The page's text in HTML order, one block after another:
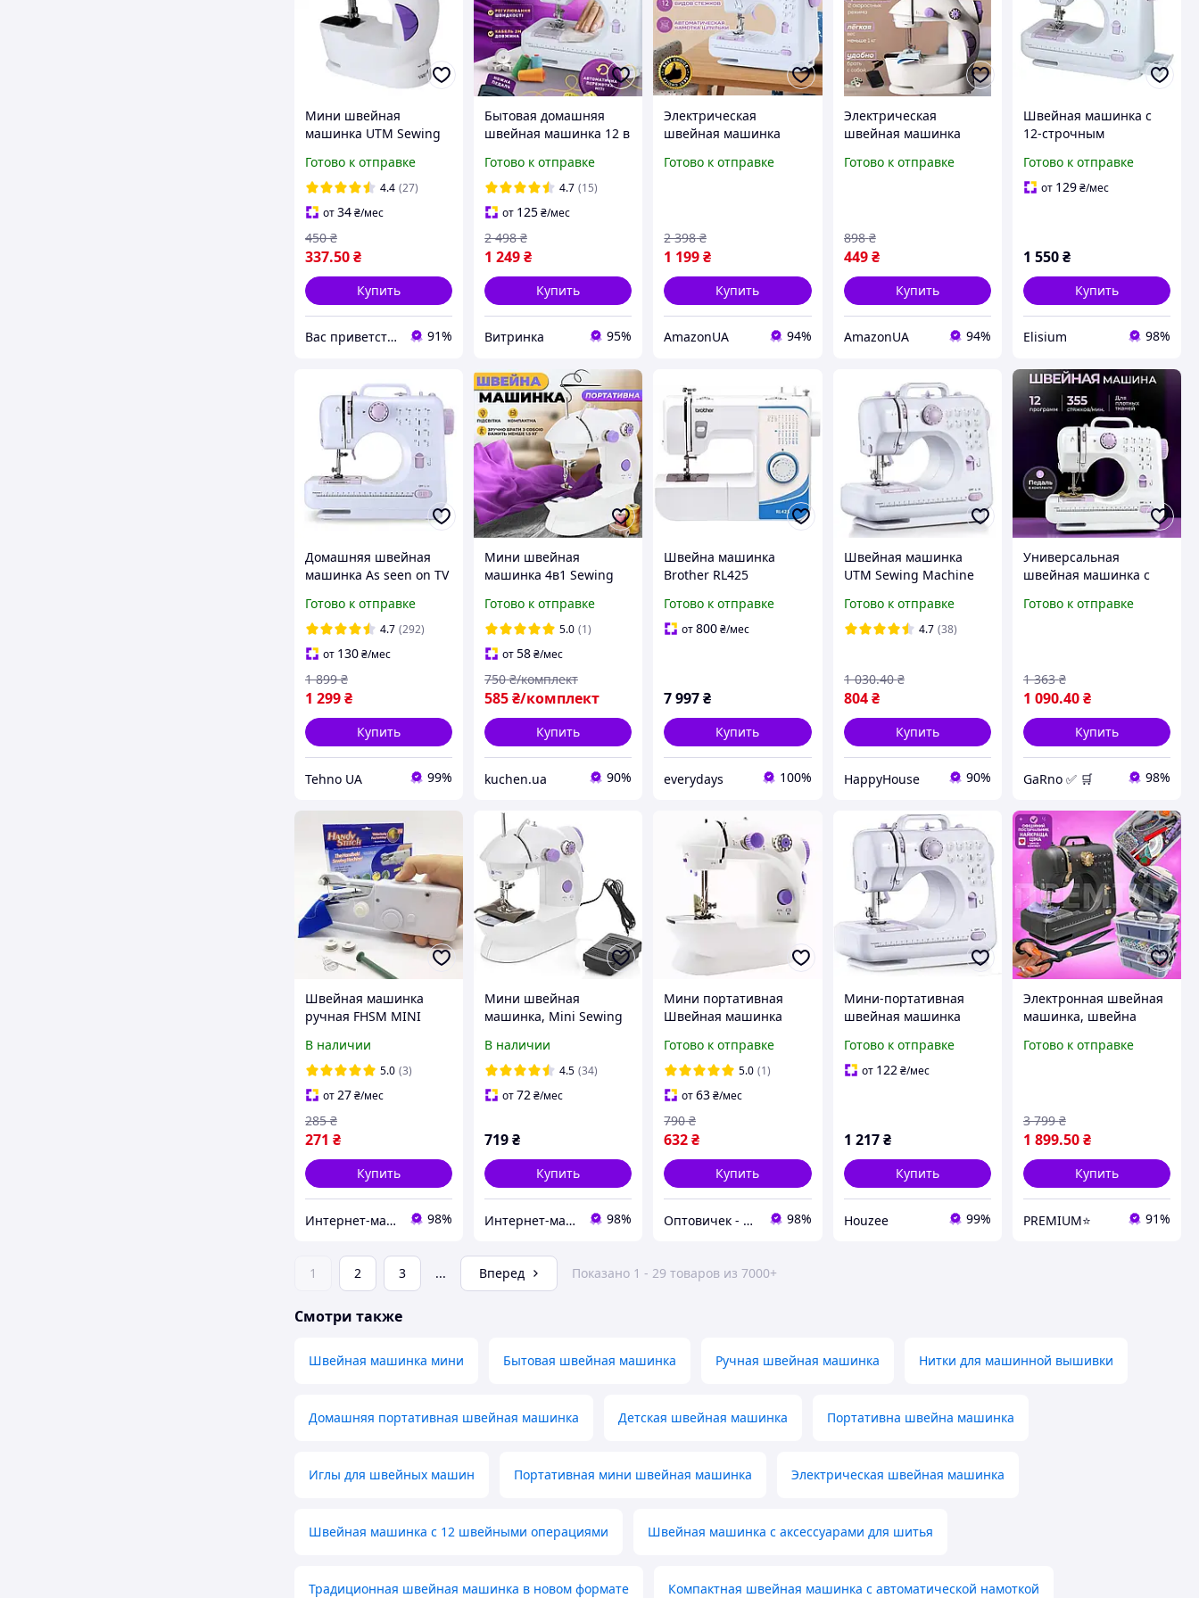
Мини швейная
машинка UTM Sewing
педалью iC227
Готово к отправке
4.4 (27)
от34₴/мес
337.50₴
450 ₴
Купить
Вас приветствует интернет-магазин SvetOn! 91%
Бытовая домашняя
швейная машинка 12 в
шитья дома с педалью
и подсветкой от сети и
батареек
Готово к отправке
4.7 (15)
от 125₴/мес
1 249₴
2 498 ₴
Купить
Витринка 95%
Электрическая
швейная машинка
бюджетная машина 12
Готово к отправке
1 199₴
2 398 ₴
Купить
AmazonUA 94%
Электрическая
швейная машинка
машина 4 в 1 с
Готово к отправке
449 ₴
898 ₴
Купить
AmazonUA 94%
Швейная машинка с
12-строчным
прижимной педалью +
катушки 2шт
Готово к отправке
от 129₴/мес
1 550₴
Купить
Elisium 98%
Домашняя швейная
машинка As seen on TV
FHSM 505 12в1
(2_009715) D5-2026
Готово к отправке
4.7 (292)
от 130₴/мес
1 299₴
1 899 ₴
Купить
Tehno UA 99%
Мини швейная
машинка 4в1 Sewing
швейная машина 2
скорости, работает от
сети или батарееК.
Готово к отправке
5.0 (1)
от58₴/мес
585₴/комплект
750 ₴/комплект
Купить
kuchen.ua 90%
Швейна машинка
Brother RL425
Готово к отправке
от800₴/мес
7 997₴
Купить
everydays 100%
Швейная машинка
UTM Sewing Machine
Готово к отправке
4.7 (38)
804 ₴
1 030.40 ₴
Купить
HappyHouse 90%
Универсальная
швейная машинка с
Машина для шитья 12
Готово к отправке
1 090.40₴
1 363 ₴
Купить
GaRno ✅ 🛒 98%
Швейная машинка
ручная FHSM MINI
CS-101B + БАТАРЕЙКИ!
В наличии
5.0 (3)
от27₴/мес
271 ₴
285 ₴
Купить
Интернет-магазин "МадивиС" 98%
Мини швейная
машинка, Mini Sewing
машинка для шитья /
Швейная мини
машинка
В наличии
4.5 (34)
от72₴/мес
719₴
Купить
Интернет-магазин "МадивиС" 98%
Мини портативная
Швейная машинка
Готово к отправке
5.0 (1)
от63₴/мес
632₴
790 ₴
Купить
Оптовичек - Одесса 98%
Мини-портативная
швейная машинка
для начинающих и
женщин с 12 стежками
Готово к отправке
от 122 ₴/мес
1 217 ₴
Купить
Houzee 99%
Электронная швейная
машинка, швейна
машинка з оверлоком,
Готово к отправке
1 899.50₴
3 799 ₴
Купить
PREMIUM⭐ 91%
1 2 3 ... Вперед Показано 1 - 29 товаров из 7000+
Смотри также
Швейная машинка мини Бытовая швейная машинка Ручная швейная машинка Нитки для машинной вышивки
Домашняя портативная швейная машинка Детская швейная машинка Портативна швейна машинка
Иглы для швейных машин Портативная мини швейная машинка Электрическая швейная машинка
Швейная машинка с 12 швейными операциями Швейная машинка с аксессуарами для шитья
Традиционная швейная машинка в новом формате Компактная швейная машинка с автоматической намоткой